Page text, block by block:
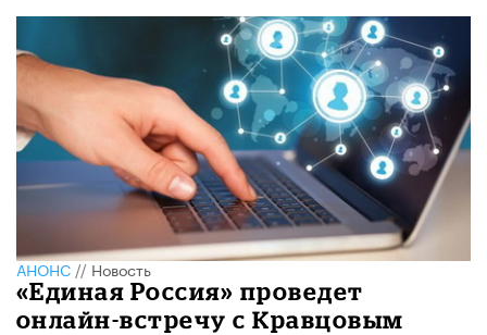
АНОНС//Новость
«Единая Россия» проведет
онлайн-встречу с Кравцовым